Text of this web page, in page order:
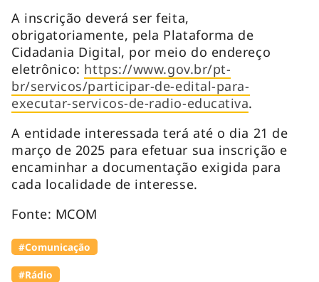
A inscrição deverá ser feita,
obrigatoriamente, pela Plataforma de
Cidadania Digital, por meio do endereço
eletrônico: https://www.gov.br/pt-
br/servicos/participar-de-edital-para-
executar-servicos-de-radio-educativa.
A entidade interessada terá até o dia 21 de
março de 2025 para efetuar sua inscrição e
encaminhar a documentação exigida para
cada localidade de interesse.
Fonte: MCOM
#Comunicação
#Rádio